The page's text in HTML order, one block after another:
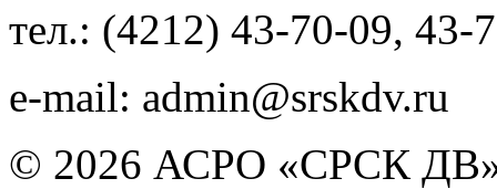
тел.: (4212) 43-70-09, 43-
e-mail: admin@srskdv.ru
© 2026 АСРО «СРСК